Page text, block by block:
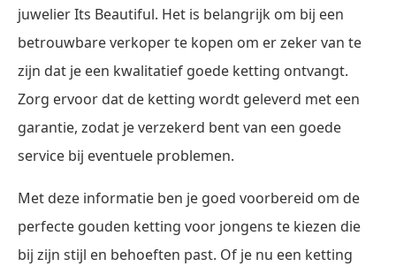
juwelier Its Beautiful. Het is belangrijk om bij een
betrouwbare verkoper te kopen om er zeker van te
zijn dat je een kwalitatief goede ketting ontvangt.
Zorg ervoor dat de ketting wordt geleverd met een
garantie, zodat je verzekerd bent van een goede
service bij eventuele problemen.
Met deze informatie ben je goed voorbereid om de
perfecte gouden ketting voor jongens te kiezen die
bij zijn stijl en behoeften past. Of je nu een ketting